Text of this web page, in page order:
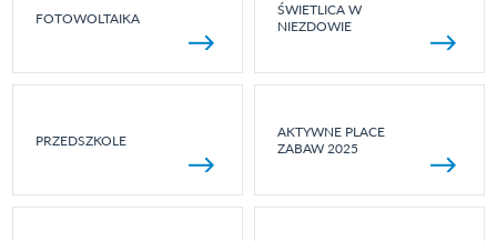
FOTOWOLTAIKA
ŚWIETLICA W
NIEZDOWIE
PRZEDSZKOLE
AKTYWNE PLACE
ZABAW 2025